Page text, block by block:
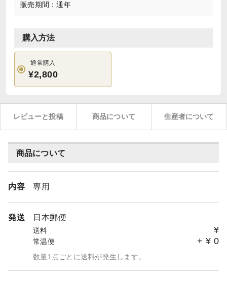
販売期間：通年
購入方法
通常購入
¥2,800
レビューと投稿 商品について 生産者について
商品について
内容 専用
発送 日本郵便
送料 ¥
常温便 + ¥ 0
数量1点ごとに送料が発生します。